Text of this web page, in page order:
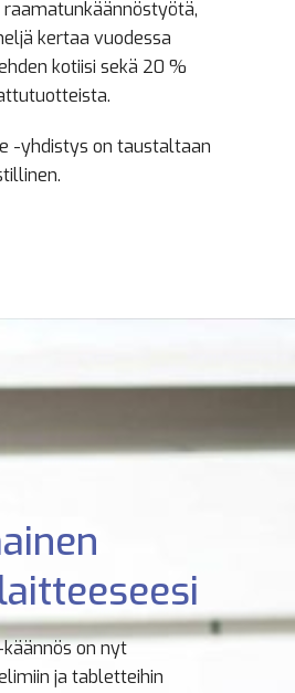
kertaa vuodessa
kotiisi sekä 20 %
-yhdistys on taustaltaan
on nyt
ja tabletteihin